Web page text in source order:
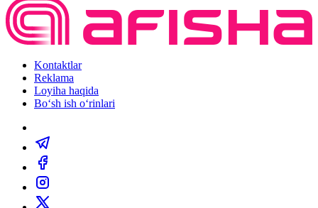
Kontaktlar
Reklama
Loyiha haqida
Bo‘sh ish o‘rinlari